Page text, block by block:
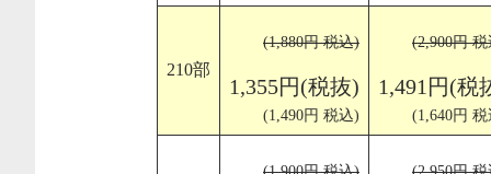
210部
(1,880円 税込)
1,355円(税抜)
(1,490円 税込)
(2,900円
1,491円(税
(1,640円